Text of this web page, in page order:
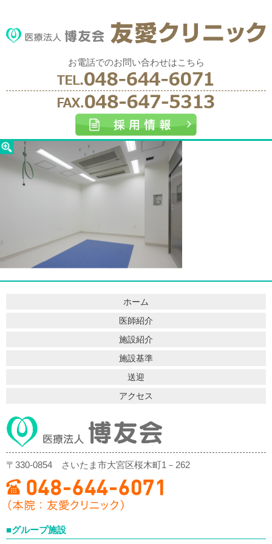
お電話でのお問い合わせはこちら
ホーム
医師紹介
施設紹介
施設基準
送迎
アクセス
〒330-0854 さいたま市大宮区桜木町1－262
■グループ施設